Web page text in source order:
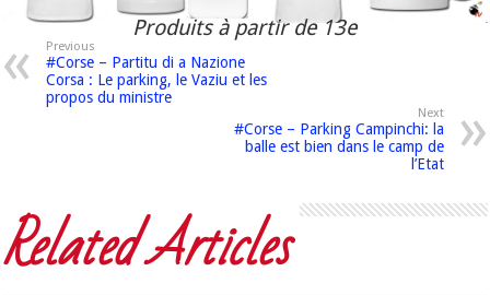
Produits à partir de 13e
Previous
#Corse – Partitu di a Nazione
Corsa : Le parking, le Vaziu et les
propos du ministre
Next
#Corse – Parking Campinchi: la
balle est bien dans le camp de
l’Etat
Related Articles